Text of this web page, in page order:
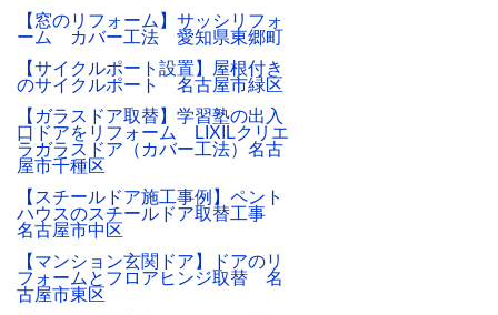
【窓のリフォーム】サッシリフォ
ーム カバー工法 愛知県東郷町
【サイクルポート設置】屋根付き
のサイクルポート 名古屋市緑区
【ガラスドア取替】学習塾の出入
口ドアをリフォーム LIXILクリエ
ラガラスドア（カバー工法）名古
屋市千種区
【スチールドア施工事例】ペント
ハウスのスチールドア取替工事
名古屋市中区
【マンション玄関ドア】ドアのリ
フォームとフロアヒンジ取替 名
古屋市東区